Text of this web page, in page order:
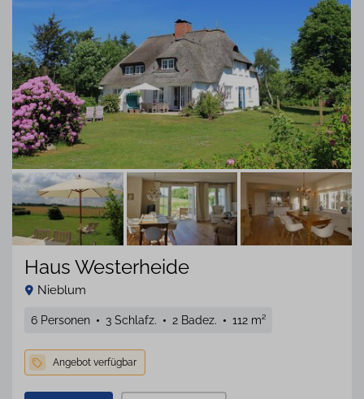
Haus Westerheide
Nieblum
6 Personen 3 Schlafz. 2 Badez. 112 m²